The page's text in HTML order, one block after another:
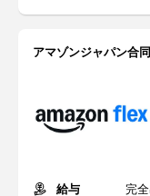
アマゾンジャパン合
給与
完